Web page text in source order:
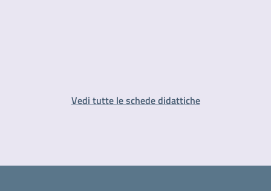
Vedi tutte le schede didattiche